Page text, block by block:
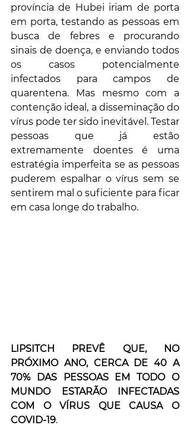
província de Hubei iriam de porta
em porta, testando as pessoas em
busca de febres e procurando
sinais de doença, e enviando todos
os casos potencialmente
infectados para campos de
quarentena. Mas mesmo com a
contenção ideal, a disseminação do
vírus pode ter sido inevitável. Testar
pessoas que já estão
extremamente doentes é uma
estratégia imperfeita se as pessoas
puderem espalhar o vírus sem se
sentirem mal o suficiente para ficar
em casa longe do trabalho.
LIPSITCH PREVÊ QUE, NO
PRÓXIMO ANO, CERCA DE 40 A
70% DAS PESSOAS EM TODO O
MUNDO ESTARÃO INFECTADAS
COM O VÍRUS QUE CAUSA O
COVID-19.